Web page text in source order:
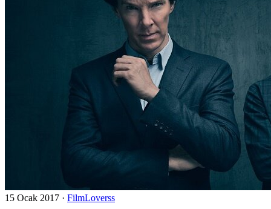
15 Ocak 2017 · FilmLoverss